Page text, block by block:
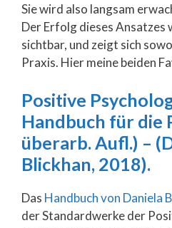
Sie wird also langsam
Der Erfolg dieses Ansatzes
sichtbar, und zeigt sich
Praxis. Hier meine beiden
Positive
Handbuch für die
überarb. Aufl.) –
Blickhan, 2018).
Das Handbuch von Daniela
der Standardwerke der